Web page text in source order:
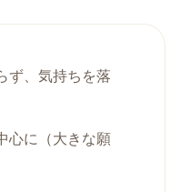
ず、気持ちを落
心に（大きな願